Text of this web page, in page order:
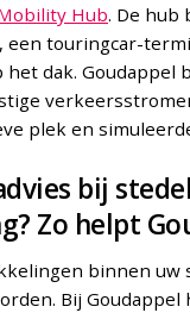
Hub. De hub
een touringcar-
het dak. Goudappel
plek en
bij
Zo helpt
binnen uw
Bij Goudappel